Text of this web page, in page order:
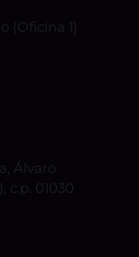
(Oficina 1)
Álvaro
c.p. 01030